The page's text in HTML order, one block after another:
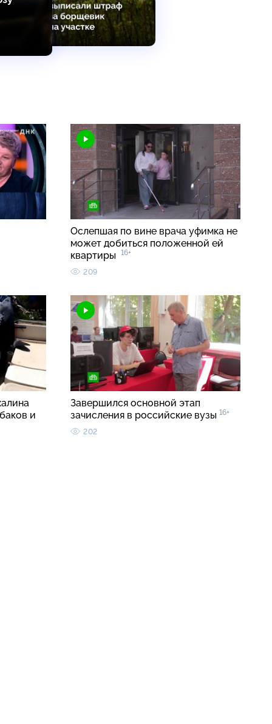
Ослепшая по вине врача уфимка не
может добиться положенной ей
квартиры
16+
209
и
Завершился основной этап
зачисления в российские вузы 16+
202